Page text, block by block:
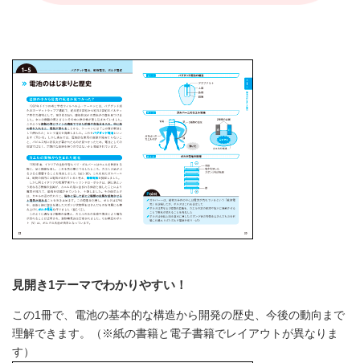
見開き1テーマでわかりやすい！
この1冊で、電池の基本的な構造から開発の歴史、今後の動向まで
理解できます。（※紙の書籍と電子書籍でレイアウトが異なりま
す）